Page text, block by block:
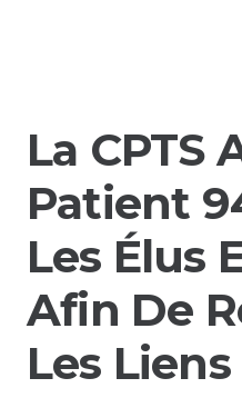
La CPTS
Patient
Les Élus
Afin De
Les Liens